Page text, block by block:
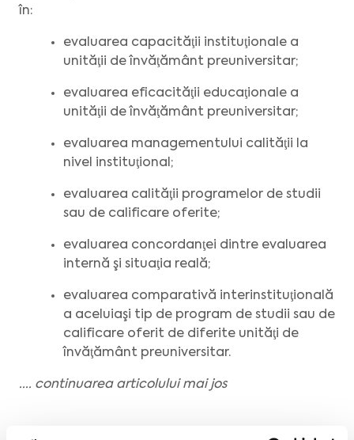
în:
evaluarea capacităţii instituţionale a
unităţii de învăţământ preuniversitar;
evaluarea eficacităţii educaţionale a
unităţii de învăţământ preuniversitar;
evaluarea managementului calităţii la
nivel instituţional;
evaluarea calităţii programelor de studii
sau de calificare oferite;
evaluarea concordanţei dintre evaluarea
internă şi situaţia reală;
evaluarea comparativă interinstituţională
a aceluiaşi tip de program de studii sau de
calificare oferit de diferite unităţi de
învăţământ preuniversitar.
.... continuarea articolului mai jos